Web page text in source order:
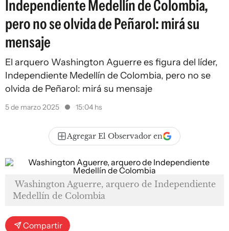
Independiente Medellín de Colombia,
pero no se olvida de Peñarol: mirá su
mensaje
El arquero Washington Aguerre es figura del líder,
Independiente Medellín de Colombia, pero no se
olvida de Peñarol: mirá su mensaje
5 de marzo 2025 15:04 hs
Agregar El Observador en
Washington Aguerre, arquero de Independiente
Medellín de Colombia
Compartir